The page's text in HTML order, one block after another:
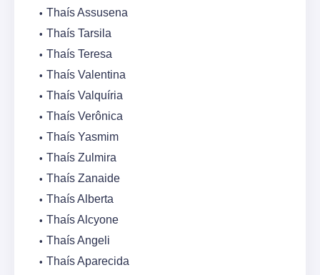
Thaís Assusena
Thaís Tarsila
Thaís Teresa
Thaís Valentina
Thaís Valquíria
Thaís Verônica
Thaís Yasmim
Thaís Zulmira
Thaís Zanaide
Thaís Alberta
Thaís Alcyone
Thaís Angeli
Thaís Aparecida